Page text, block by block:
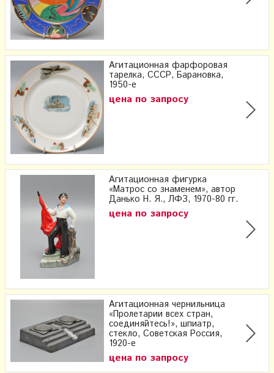
Агитационная фарфоровая
тарелка, СССР, Барановка,
1950-е
цена по запросу
Агитационная фигурка
«Матрос со знаменем», автор
Данько Н. Я., ЛФЗ, 1970-80 гг.
цена по запросу
Агитационная чернильница
«Пролетарии всех стран,
соединяйтесь!», шпиатр,
стекло, Советская Россия,
1920-е
цена по запросу